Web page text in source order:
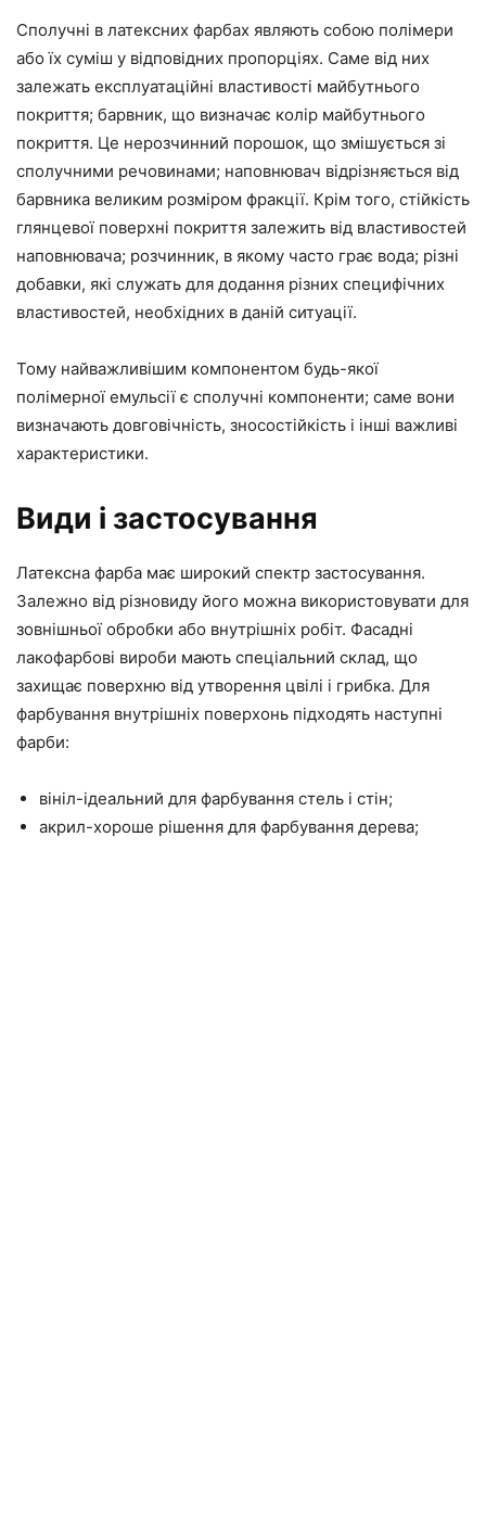
Сполучні в латексних фарбах являють собою полімери
або їх суміш у відповідних пропорціях. Саме від них
залежать експлуатаційні властивості майбутнього
покриття; барвник, що визначає колір майбутнього
покриття. Це нерозчинний порошок, що змішується зі
сполучними речовинами; наповнювач відрізняється від
барвника великим розміром фракції. Крім того, стійкість
глянцевої поверхні покриття залежить від властивостей
наповнювача; розчинник, в якому часто грає вода; різні
добавки, які служать для додання різних специфічних
властивостей, необхідних в даній ситуації.
Тому найважливішим компонентом будь-якої
полімерної емульсії є сполучні компоненти; саме вони
визначають довговічність, зносостійкість і інші важливі
характеристики.
Види і застосування
Латексна фарба має широкий спектр застосування.
Залежно від різновиду його можна використовувати для
зовнішньої обробки або внутрішніх робіт. Фасадні
лакофарбові вироби мають спеціальний склад, що
захищає поверхню від утворення цвілі і грибка. Для
фарбування внутрішніх поверхонь підходять наступні
фарби:
вініл-ідеальний для фарбування стель і стін;
акрил-хороше рішення для фарбування дерева;